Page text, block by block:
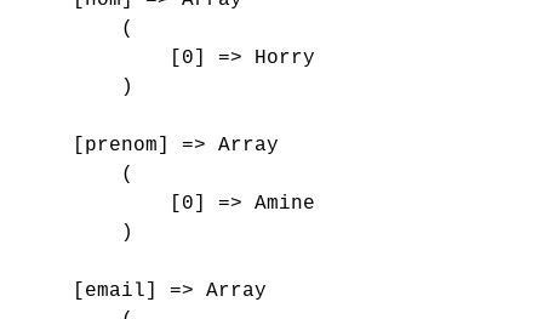
        (
            [0] => Horry
        )
    [prenom] => Array
        (
            [0] => Amine
        )
    [email] => Array